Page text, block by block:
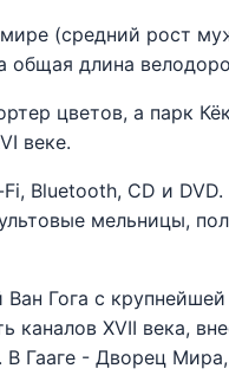
(средний рост
общая длина
цветов, а парк
веке.
Bluetooth, CD и
мельницы,
Гога с
каналов XVII века,
Гааге - Дворец